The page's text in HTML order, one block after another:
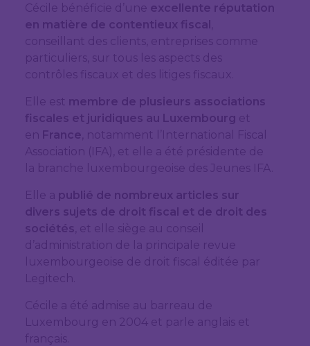
Cécile bénéficie d’une excellente réputation
en matière de contentieux fiscal
conseillant des clients, entreprises comme
particuliers, sur tous les aspects des
contrôles fiscaux et des litiges fiscaux.
Elle est membre de plusieurs associations
fiscales et juridiques au Luxembourg et
en France , notamment l’International Fiscal
Association (IFA), et elle a été présidente de
la branche luxembourgeoise des Jeunes IFA.
Elle a publié de nombreux articles sur
divers sujets de droit fiscal et de droit des
sociétés , et elle siège au conseil
d’administration de la principale revue
luxembourgeoise de droit fiscal éditée par
Legitech.
Cécile a été admise au barreau de
Luxembourg en 2004 et parle anglais et
français.